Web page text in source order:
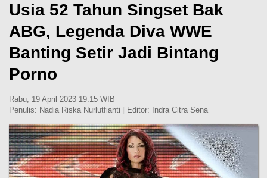
LIGA INGGRIS
LIGA ITALIA
LIGA SPANYOL
LIGA CHAMPIONS
LIGA JERMAN
LIGA EUROPA
OTOMANIA
FUTSAL
OLIMPIK
E-SPORT
INFOGRAFIS
GALERI FOTO
TEMPAT OLAHRAGA
PASUKAN SEHAT
KOMUNITAS SEHAT
Usia 52 Tahun Singset Bak
ABG, Legenda Diva WWE
Banting Setir Jadi Bintang
Porno
Rabu, 19 April 2023 19:15 WIB
Penulis: Nadia Riska Nurlutfianti Editor: Indra Citra Sena